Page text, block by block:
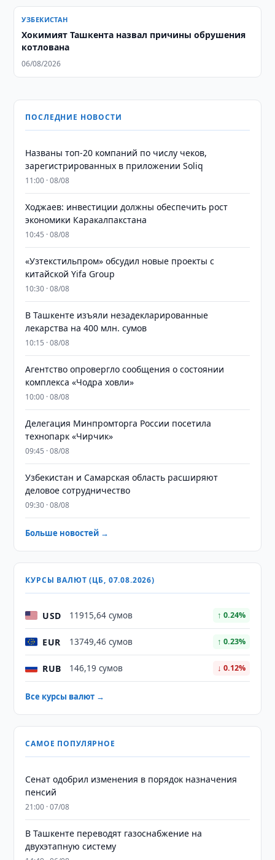
УЗБЕКИСТАН
Хокимият Ташкента назвал причины обрушения
котлована
06/08/2026
ПОСЛЕДНИЕ НОВОСТИ
Названы топ-20 компаний по числу чеков,
зарегистрированных в приложении Soliq
11:00 · 08/08
Ходжаев: инвестиции должны обеспечить рост
экономики Каракалпакстана
10:45 · 08/08
«Узтекстильпром» обсудил новые проекты с
китайской Yifa Group
10:30 · 08/08
​​​​​​​В Ташкенте изъяли незадекларированные
лекарства на 400 млн. сумов
10:15 · 08/08
Агентство опровергло сообщения о состоянии
комплекса «Чодра ховли»
10:00 · 08/08
Делегация Минпромторга России посетила
технопарк «Чирчик»
09:45 · 08/08
Узбекистан и Самарская область расширяют
деловое сотрудничество
09:30 · 08/08
Больше новостей →
КУРСЫ ВАЛЮТ (ЦБ, 07.08.2026)
USD 11915,64 сумов ↑ 0.24%
EUR 13749,46 сумов ↑ 0.23%
RUB 146,19 сумов ↓ 0.12%
Все курсы валют →
САМОЕ ПОПУЛЯРНОЕ
Сенат одобрил изменения в порядок назначения
пенсий
21:00 · 07/08
В Ташкенте переводят газоснабжение на
двухэтапную систему